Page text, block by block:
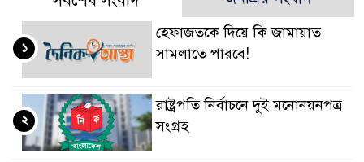
হেফাজতকে দিয়ে কি জামায়াত
সামলাতে পারবে!
১
রাষ্ট্রপতি নির্বাচনে দুই মনোনয়নপত্র
সংগ্রহ
২